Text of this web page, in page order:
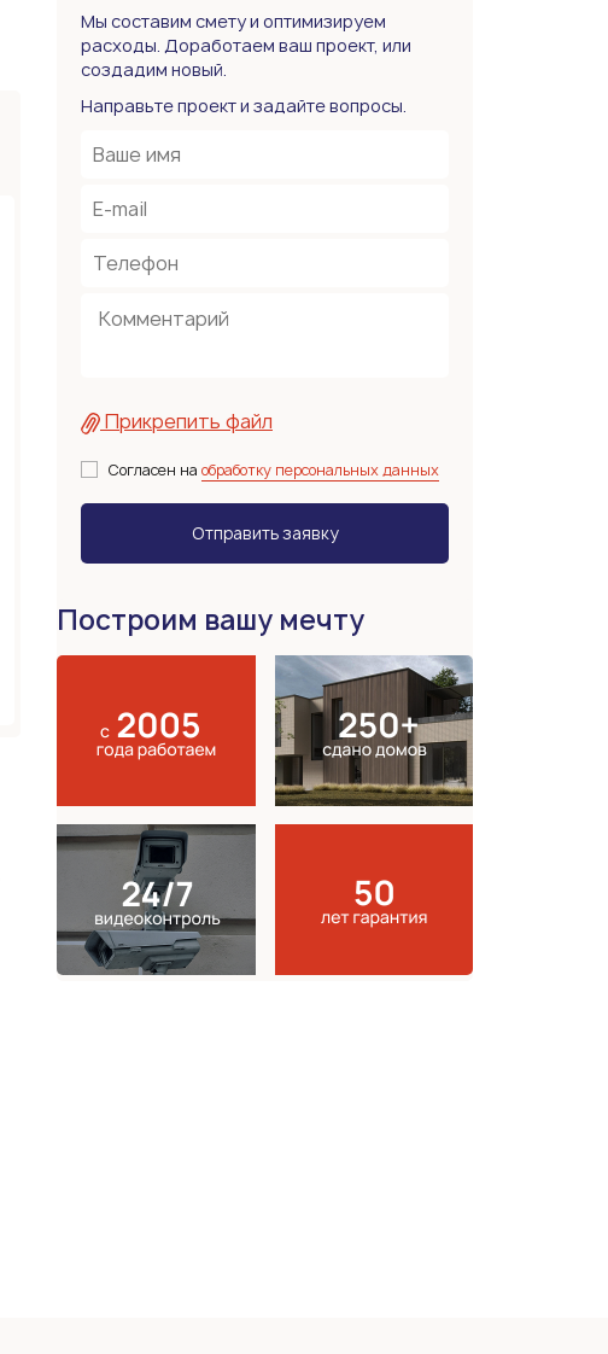
Мы составим смету и оптимизируем
расходы. Доработаем ваш проект, или
создадим новый.
Направьте проект и задайте вопросы.
Прикрепить файл
Согласен на обработку персональных данных
Построим вашу мечту